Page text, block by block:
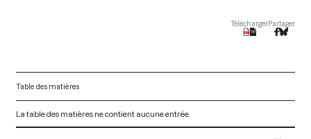
TéléchargerPartager
Table des matières
La table des matières ne contient aucune entrée.